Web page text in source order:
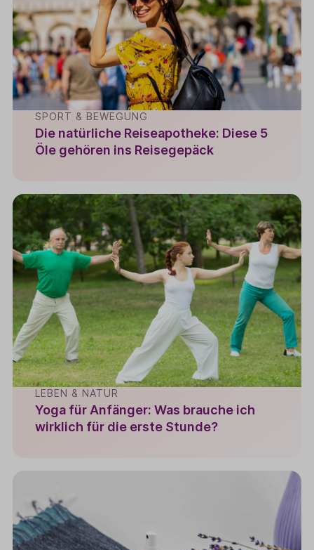
SPORT & BEWEGUNG
Die natürliche Reiseapotheke: Diese 5
Öle gehören ins Reisegepäck
LEBEN & NATUR
Yoga für Anfänger: Was brauche ich
wirklich für die erste Stunde?